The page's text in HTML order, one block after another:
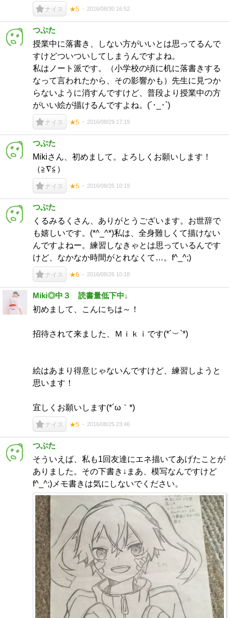
ナイス ★5 2016/08/30 16:52
つぶた
授業中に落書き、しない方がいいとは思ってるんで
すけどついついしてしまうんですよね。
私はノート派です。（小学校の頃に机に落書きする
なって言われたから、その影響かも）先生に見つか
らないように消すんですけど、普段より授業中の方
がいい絵が描けるんですよね。(´･_･`)
ナイス ★5 2016/08/29 17:19
つぶた
Mikiさん、初めまして。よろしくお願いします！
（≧∇≦）
ナイス ★5 2016/08/26 10:19
つぶた
くるみるくさん、ありがとうございます。お世辞で
も嬉しいです。(*^_^*)私は、全身難しくて描けない
んですよねー。練習しなきゃとは思っているんです
けど、なかなか時間がとれなくて…。f^_^;)
ナイス ★6 2016/08/26 10:18
Miki◎中３ 読書量低下中↓
初めまして、こんにちは～！
招待されて来ました、Ｍｉｋｉです(*´︶`*)
絵はあまり得意じゃないんですけど、練習しようと
思います！
宜しくお願いします(*´ω｀*)
ナイス ★5 2016/08/25 23:46
つぶた
そういえば、私も1回友達にエネ描いてあげたことが
ありました。その下書き↓まあ、模写なんですけど
f^_^;)メモ書きは気にしないでください。